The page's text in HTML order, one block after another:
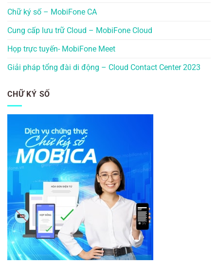
Chữ ký số – MobiFone CA
Cung cấp lưu trữ Cloud – MobiFone Cloud
Họp trực tuyến- MobiFone Meet
Giải pháp tổng đài di động – Cloud Contact Center 2023
CHỮ KÝ SỐ